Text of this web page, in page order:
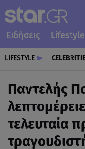
Ειδήσεις Lifestyle
LIFESTYLE
Παντελής
τελευταία